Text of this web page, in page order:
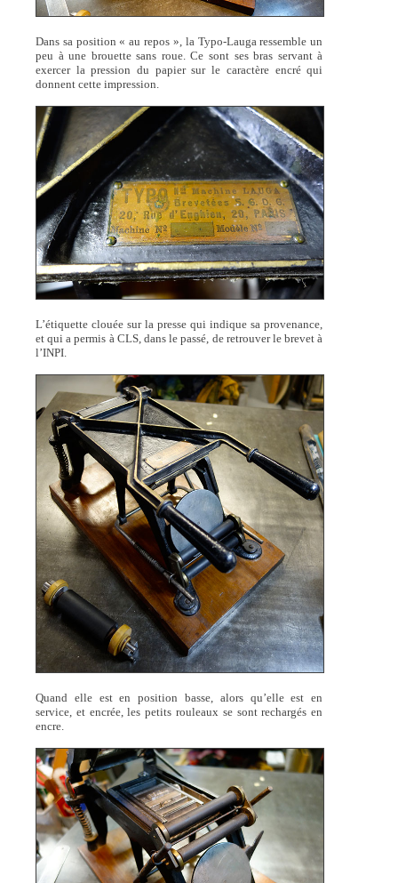
Dans sa position « au repos », la Typo-Lauga ressemble un
peu à une brouette sans roue. Ce sont ses bras servant à
exercer la pression du papier sur le caractère encré qui
donnent cette impression.
L’étiquette clouée sur la presse qui indique sa provenance,
et qui a permis à CLS, dans le passé, de retrouver le brevet à
l’INPI.
Quand elle est en position basse, alors qu’elle est en
service, et encrée, les petits rouleaux se sont rechargés en
encre.